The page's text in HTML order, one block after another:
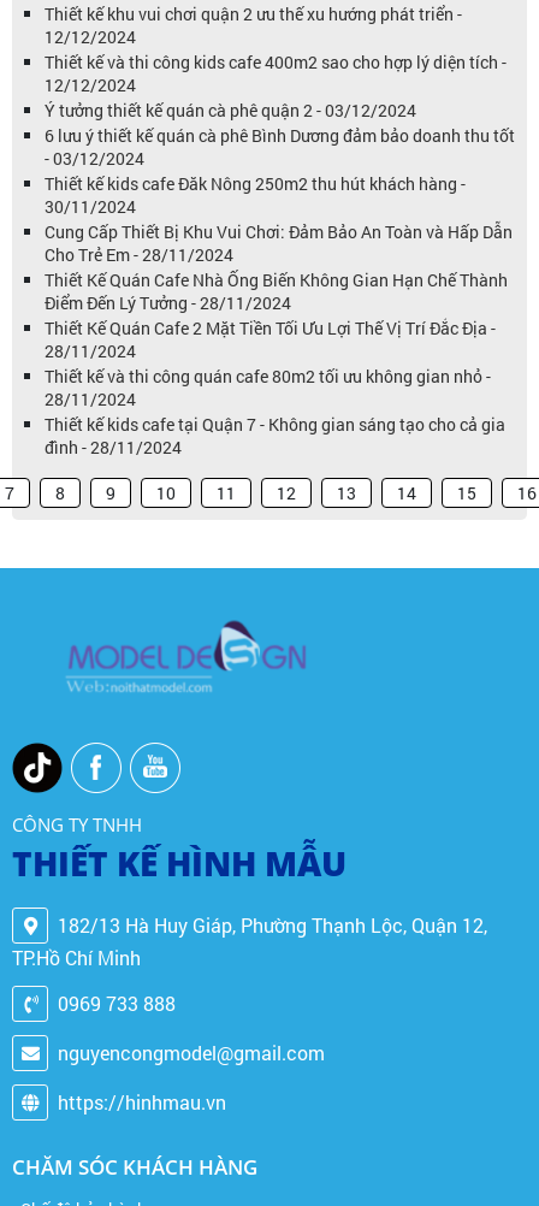
Thiết kế khu vui chơi quận 2 ưu thế xu hướng phát triển -
12/12/2024
Thiết kế và thi công kids cafe 400m2 sao cho hợp lý diện tích -
12/12/2024
Ý tưởng thiết kế quán cà phê quận 2 - 03/12/2024
6 lưu ý thiết kế quán cà phê Bình Dương đảm bảo doanh thu tốt
- 03/12/2024
Thiết kế kids cafe Đăk Nông 250m2 thu hút khách hàng -
30/11/2024
Cung Cấp Thiết Bị Khu Vui Chơi: Đảm Bảo An Toàn và Hấp Dẫn
Cho Trẻ Em - 28/11/2024
Thiết Kế Quán Cafe Nhà Ống Biến Không Gian Hạn Chế Thành
Điểm Đến Lý Tưởng - 28/11/2024
Thiết Kế Quán Cafe 2 Mặt Tiền Tối Ưu Lợi Thế Vị Trí Đắc Địa -
28/11/2024
Thiết kế và thi công quán cafe 80m2 tối ưu không gian nhỏ -
28/11/2024
Thiết kế kids cafe tại Quận 7 - Không gian sáng tạo cho cả gia
đình - 28/11/2024
7 8 9 10 11 12 13 14 15 16
CÔNG TY TNHH
THIẾT KẾ HÌNH MẪU
182/13 Hà Huy Giáp, Phường Thạnh Lộc, Quận 12,
TP.Hồ Chí Minh
0969 733 888
nguyencongmodel@gmail.com
https://hinhmau.vn
CHĂM SÓC KHÁCH HÀNG